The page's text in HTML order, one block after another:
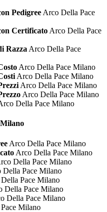
Pedigree Arco Della Pace
Certificato Arco Della Pace
Razza Arco Della Pace
Arco Della Pace Milano
Arco Della Pace Milano
Arco Della Pace Milano
Arco Della Pace Milano
Della Pace Milano
Arco Della Pace Milano
Arco Della Pace Milano
Della Pace Milano
Della Pace Milano
Pace Milano
Della Pace Milano
Della Pace Milano
Milano